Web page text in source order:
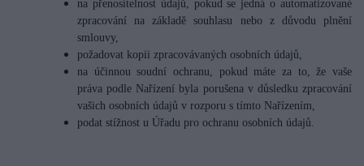
na přenositelnost údajů, pokud se jedná o automatizované
zpracování na základě souhlasu nebo z důvodu plnění
smlouvy,
požadovat kopii zpracovávaných osobních údajů,
na účinnou soudní ochranu, pokud máte za to, že vaše
práva podle Nařízení byla porušena v důsledku zpracování
vašich osobních údajů v rozporu s tímto Nařízením,
podat stížnost u Úřadu pro ochranu osobních údajů.